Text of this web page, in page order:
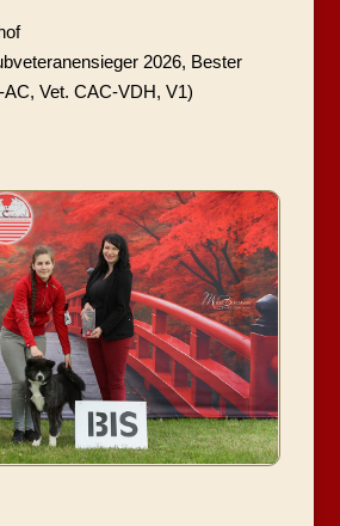
2026, Bester
Vet. CAC-VDH, V1)